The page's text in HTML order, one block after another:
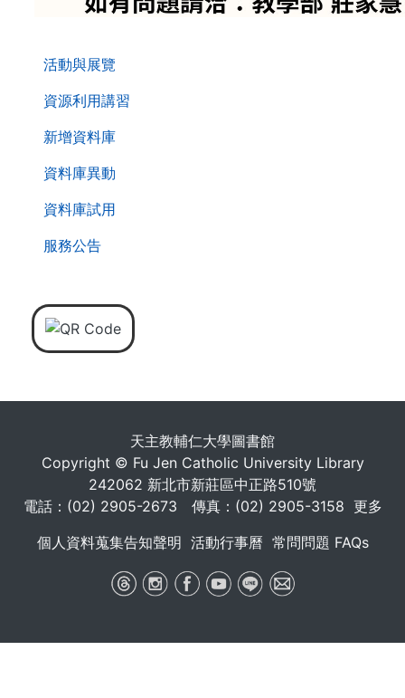
活動與展覽
資源利用講習
新增資料庫
資料庫異動
資料庫試用
服務公告
天主教輔仁大學圖書館
Copyright © Fu Jen Catholic University Library
242062 新北市新莊區中正路510號
電話：(02) 2905-2673 傳真：(02) 2905-3158 更多
個人資料蒐集告知聲明 活動行事曆 常問問題 FAQs